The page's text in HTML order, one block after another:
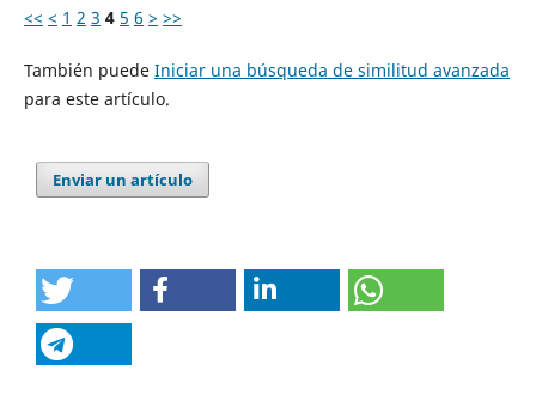
<< < 1 2 3 4 5 6 > >>
También puede Iniciar una búsqueda de similitud avanzada
para este artículo.
Enviar un artículo